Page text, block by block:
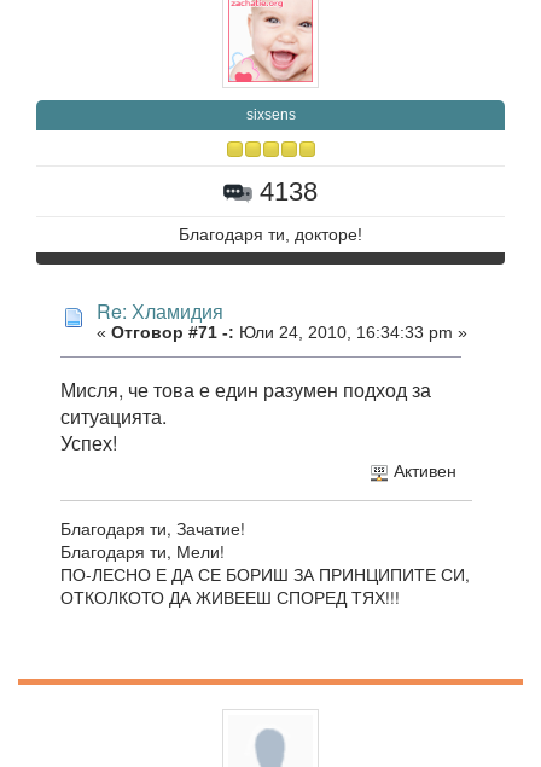
sixsens
4138
Благодаря ти, докторе!
Re: Хламидия
« Отговор #71 -: Юли 24, 2010, 16:34:33 pm »
Мисля, че това е един разумен подход за
ситуацията.
Успех!
Активен
Благодаря ти, Зачатие!
Благодаря ти, Мели!
ПО-ЛЕСНО Е ДА СЕ БОРИШ ЗА ПРИНЦИПИТЕ СИ,
ОТКОЛКОТО ДА ЖИВЕЕШ СПОРЕД ТЯХ!!!